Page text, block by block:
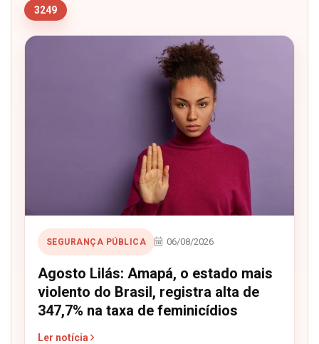
3249
SEGURANÇA PÚBLICA 06/08/2026
Agosto Lilás: Amapá, o estado mais
violento do Brasil, registra alta de
347,7% na taxa de feminicídios
Ler notícia